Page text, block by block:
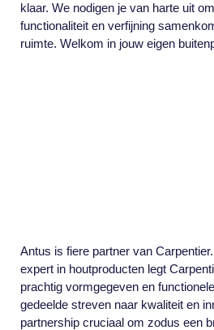
klaar. We nodigen je van harte uit
functionaliteit en verfijning
ruimte. Welkom in jouw eigen
Antus is fiere partner van
expert in houtproducten legt
prachtig vormgegeven en
gedeelde streven naar kwaliteit en
partnership cruciaal om zodus een